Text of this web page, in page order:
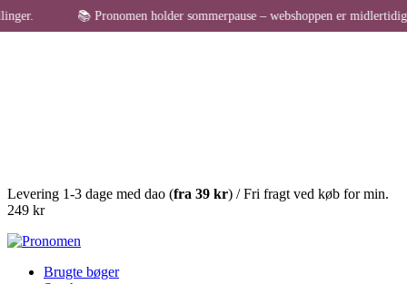
Levering 1-3 dage med dao (fra 39 kr) / Fri fragt ved køb for min.
249 kr
Brugte bøger
📚 Pronomen holder sommerpause – webshoppen er midlertidigt